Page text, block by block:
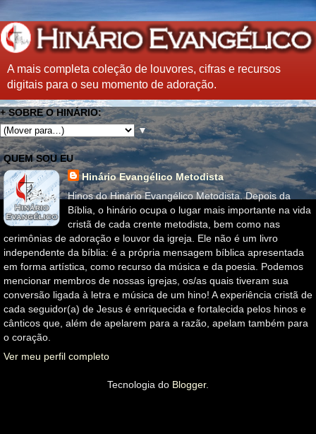
A mais completa coleção de louvores, cifras e recursos
digitais para o seu momento de adoração.
+ SOBRE O HINÁRIO:
▼
QUEM SOU EU
Hinário Evangélico Metodista
Hinos do Hinário Evangélico Metodista. Depois da
Bíblia, o hinário ocupa o lugar mais importante na vida
cristã de cada crente metodista, bem como nas
cerimônias de adoração e louvor da igreja. Ele não é um livro
independente da bíblia: é a própria mensagem bíblica apresentada
em forma artística, como recurso da música e da poesia. Podemos
mencionar membros de nossas igrejas, os/as quais tiveram sua
conversão ligada à letra e música de um hino! A experiência cristã de
cada seguidor(a) de Jesus é enriquecida e fortalecida pelos hinos e
cânticos que, além de apelarem para a razão, apelam também para
o coração.
Ver meu perfil completo
Tecnologia do Blogger.